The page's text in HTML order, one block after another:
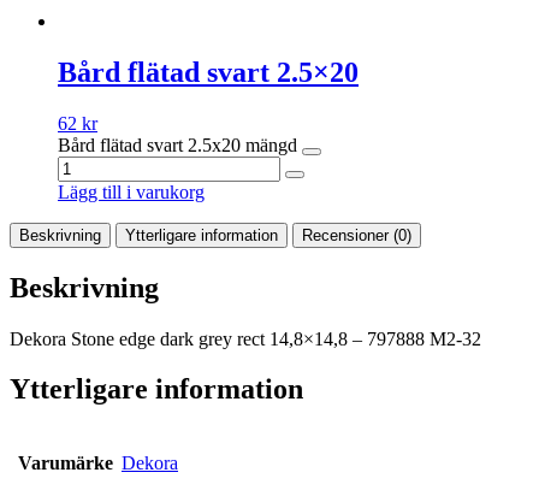
Bård flätad svart 2.5×20
62 kr
Bård flätad svart 2.5x20 mängd
Lägg till i varukorg
Beskrivning Ytterligare information Recensioner (0)
Beskrivning
Dekora Stone edge dark grey rect 14,8×14,8 – 797888 M2-32
Ytterligare information
Varumärke Dekora